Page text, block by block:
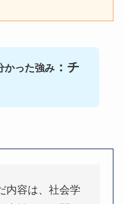
かった強み ：チ
内容は、社会学